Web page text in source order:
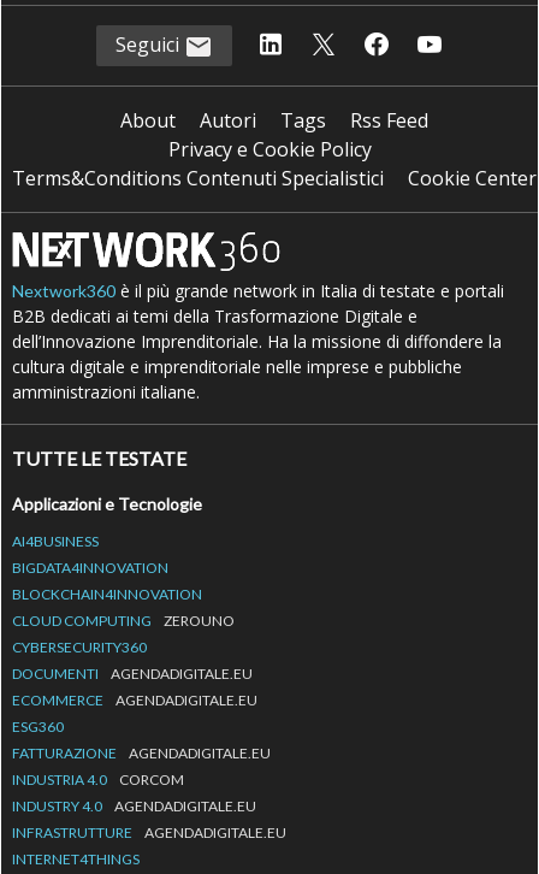
Seguici
About Autori Tags
Rss Feed
Privacy e Cookie Policy
Terms&Conditions Contenuti Specialistici
Cookie Center
Nextwork360 è il più grande network in Italia di testate e portali
B2B dedicati ai temi della Trasformazione Digitale e
dell’Innovazione Imprenditoriale. Ha la missione di diffondere la
cultura digitale e imprenditoriale nelle imprese e pubbliche
amministrazioni italiane.
TUTTE LE TESTATE
Applicazioni e Tecnologie
AI4BUSINESS
BIGDATA4INNOVATION
BLOCKCHAIN4INNOVATION
CLOUD COMPUTING
ZEROUNO
CYBERSECURITY360
DOCUMENTI
AGENDADIGITALE.EU
ECOMMERCE
AGENDADIGITALE.EU
ESG360
FATTURAZIONE
AGENDADIGITALE.EU
INDUSTRIA 4.0
CORCOM
INDUSTRY 4.0
AGENDADIGITALE.EU
INFRASTRUTTURE
AGENDADIGITALE.EU
INTERNET4THINGS